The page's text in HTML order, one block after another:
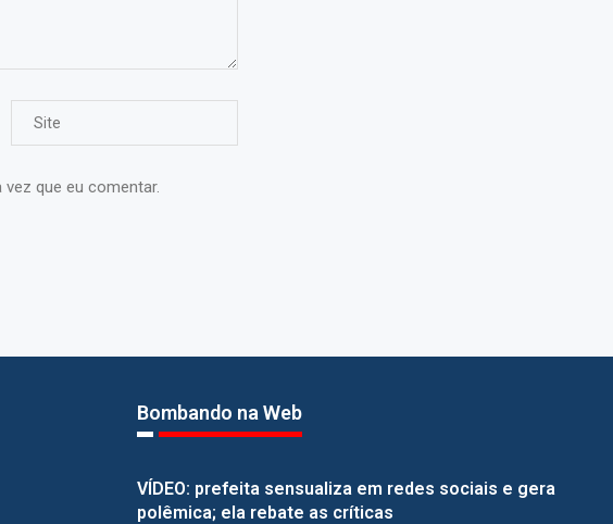
que eu comentar.
Bombando na Web
VÍDEO: prefeita sensualiza em redes sociais e gera
polêmica; ela rebate as críticas